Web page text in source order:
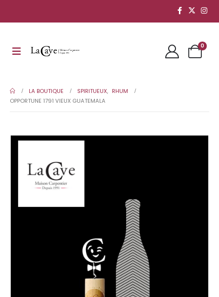
0
LA BOUTIQUE SPIRITUEUX, RHUM
OPPORTUNE 1791 VIEUX GUATEMALA